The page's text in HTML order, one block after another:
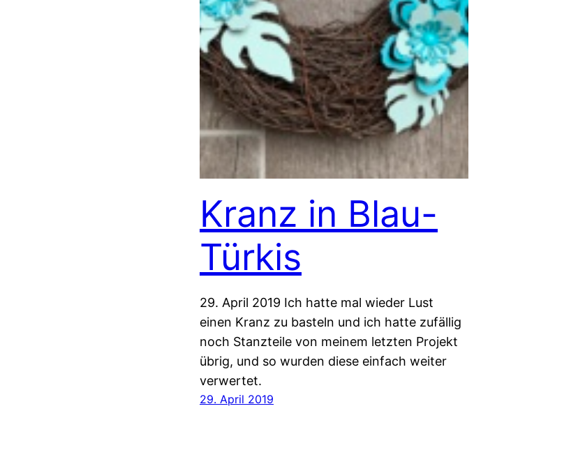
Kranz in Blau-
Türkis
29. April 2019 Ich hatte mal wieder Lust
einen Kranz zu basteln und ich hatte zufällig
noch Stanzteile von meinem letzten Projekt
übrig, und so wurden diese einfach weiter
verwertet.
29. April 2019